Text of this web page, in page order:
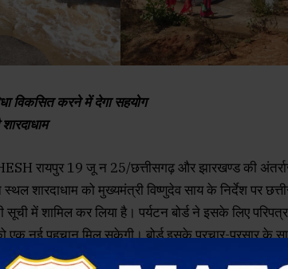
विकसित करने में देगा सहयोग
रायपुर 19 जू न 25/छत्तीसगढ़ और झारखण्ड की
स्थल शारदाधाम को मुख्यमंत्री विष्णुदेव साय के निर्देश पर
में शामिल कर लिया है। पर्यटन बोर्ड ने इसके लिए परिपत्र
नई पहचान मिल सकेगी। बोर्ड इसके प्रचार-प्रसार के
उपलब्ध करा सकेगा।